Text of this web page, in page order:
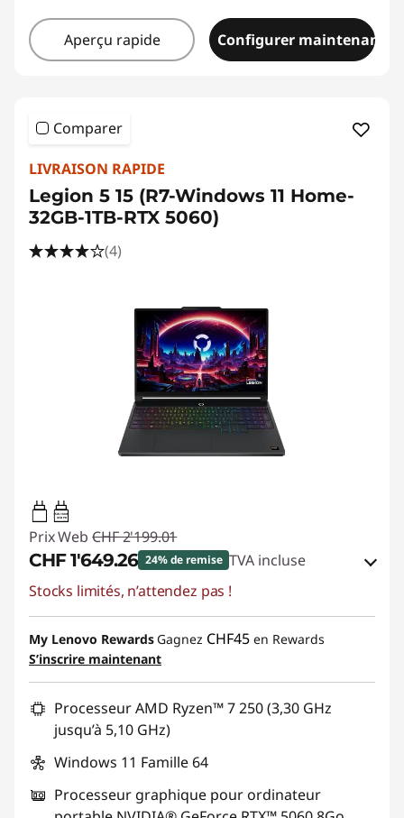
Aperçu rapide Configurer maintenant
Comparer
LIVRAISON RAPIDE
Legion 5 15 (R7-Windows 11 Home-
32GB-1TB-RTX 5060)
(4)
65W-100W
USB PD
Prix Web CHF 2'199.01
CHF 1'649.26 24% de remise TVA incluse
Bons de réduction en ligne :
Code de réduction :SALES
Stocks limités, n’attendez pas !
My Lenovo Rewards Gagnez CHF45 en Rewards
S’inscrire maintenant
Processeur AMD Ryzen™ 7 250 (3,30 GHz
jusqu’à 5,10 GHz)
Windows 11 Famille 64
Processeur graphique pour ordinateur